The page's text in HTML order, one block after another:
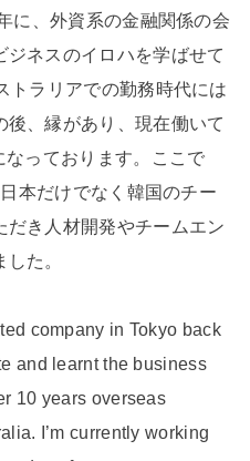
に、外資系の金融関係の会
ネスのイロハを学ばせて
トラリアでの勤務時代には
、縁があり、現在働いて
っております。ここで
本だけでなく韓国のチー
だき人材開発やチームエン
た。
company in Tokyo back
and learnt the business
10 years overseas
I’m currently working